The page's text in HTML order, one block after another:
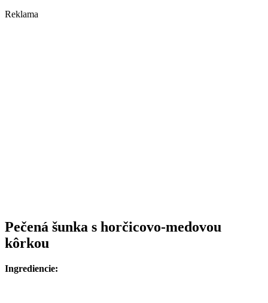
Reklama
Pečená šunka s horčicovo-medovou
kôrkou
Ingrediencie: